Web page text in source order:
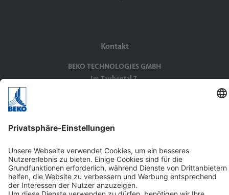
Kontakt
BEKO TECHNOLOGIES GMBH
Im Taubental 7
Folgen Sie uns: